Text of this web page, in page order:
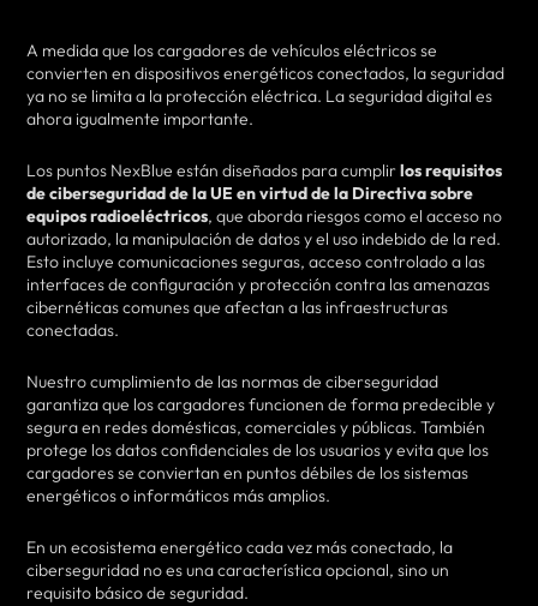
A medida que los cargadores de vehículos eléctricos se
convierten en dispositivos energéticos conectados, la seguridad
ya no se limita a la protección eléctrica. La seguridad digital es
ahora igualmente importante.
Los puntos NexBlue están diseñados para cumplirlos requisitos
de ciberseguridad de la UE en virtud de la Directiva sobre
equipos radioeléctricos, que aborda riesgos como el acceso no
autorizado, la manipulación de datos y el uso indebido de la red.
Esto incluye comunicaciones seguras, acceso controlado a las
interfaces de configuración y protección contra las amenazas
cibernéticas comunes que afectan a las infraestructuras
conectadas.
Nuestro cumplimiento de las normas de ciberseguridad
garantiza que los cargadores funcionen de forma predecible y
segura en redes domésticas, comerciales y públicas. También
protege los datos confidenciales de los usuarios y evita que los
cargadores se conviertan en puntos débiles de los sistemas
energéticos o informáticos más amplios.
En un ecosistema energético cada vez más conectado, la
ciberseguridad no es una característica opcional, sino un
requisito básico de seguridad.